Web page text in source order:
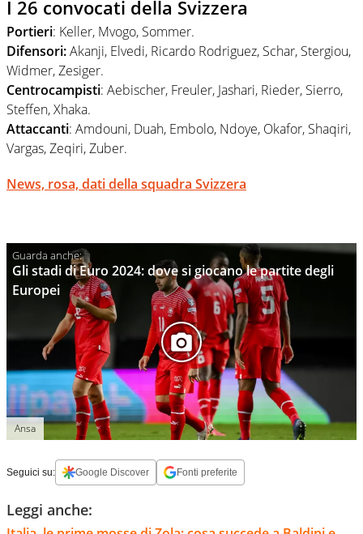
I 26 convocati della Svizzera
Portieri: Keller, Mvogo, Sommer.
Difensori:Akanji, Elvedi, Ricardo Rodriguez, Schar, Stergiou,
Widmer, Zesiger.
Centrocampisti: Aebischer, Freuler, Jashari, Rieder, Sierro,
Steffen, Xhaka.
Attaccanti: Amdouni, Duah, Embolo, Ndoye, Okafor, Shaqiri,
Vargas, Zeqiri, Zuber.
News, rosa, dati della squadra Svizzera
Gli stadi di Euro 2024: dove si giocano le partite degli
Europei
Ansa
Seguici su: Google Discover Fonti preferite
Leggi anche: